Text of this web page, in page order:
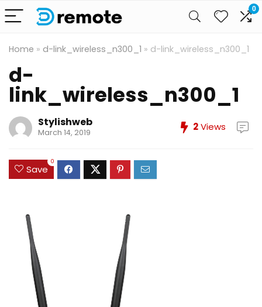
0
Home » d-link_wireless_n300_1 » d-link_wireless_n300_1
d-
link_wireless_n300_1
Stylishweb
March 14, 2019 2Views
Save
0